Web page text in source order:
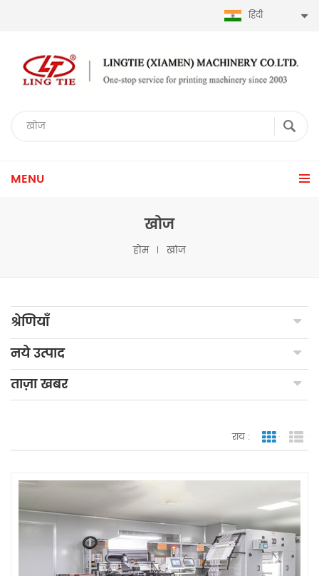
हिंदी
MENU
खोज
होम खोज
श्रेणियाँ
नये उत्पाद
ताज़ा खबर
राय : जाली